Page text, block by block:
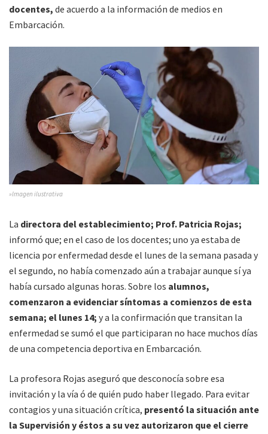
docentes, de acuerdo a la información de medios en
Embarcación.
»Imagen ilustrativa
La directora del establecimiento; Prof. Patricia Rojas;
informó que; en el caso de los docentes; uno ya estaba de
licencia por enfermedad desde el lunes de la semana pasada y
el segundo, no había comenzado aún a trabajar aunque sí ya
había cursado algunas horas. Sobre los alumnos,
comenzaron a evidenciar síntomas a comienzos de esta
semana; el lunes 14; y a la confirmación que transitan la
enfermedad se sumó el que participaran no hace muchos días
de una competencia deportiva en Embarcación.
La profesora Rojas aseguró que desconocía sobre esa
invitación y la vía ó de quién pudo haber llegado. Para evitar
contagios y una situación crítica, presentó la situación ante
la Supervisión y éstos a su vez autorizaron que el cierre